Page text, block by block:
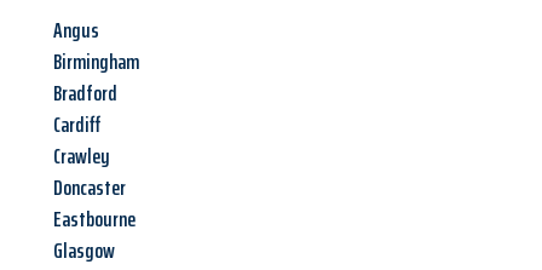
Angus
Birmingham
Bradford
Cardiff
Crawley
Doncaster
Eastbourne
Glasgow